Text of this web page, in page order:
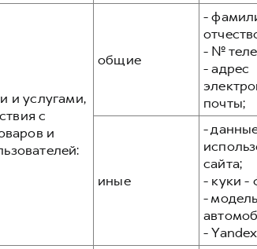
и услугами,
с
и
общие
-
- №
- адрес
почты;
иные
-
сайта;
- куки -
- модель
-